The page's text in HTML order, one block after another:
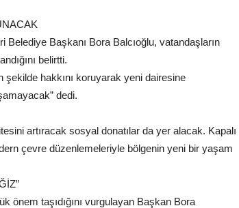
Başkanı Bora Balcıoğlu, vatandaşların
belirtti.
hakkını koruyarak yeni dairesine
dedi.
artıracak sosyal donatılar da yer alacak. Kapalı
çevre düzenlemeleriyle bölgenin yeni bir yaşam
önem taşıdığını vurgulayan Başkan Bora